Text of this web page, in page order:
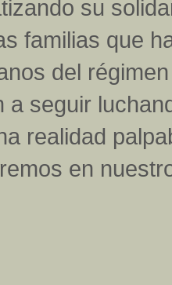
su
familias que
del
a seguir
realidad
en